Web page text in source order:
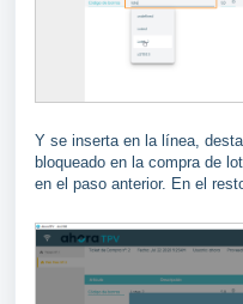
Y se inserta en la línea,
bloqueado en la compra de
en el paso anterior. En el